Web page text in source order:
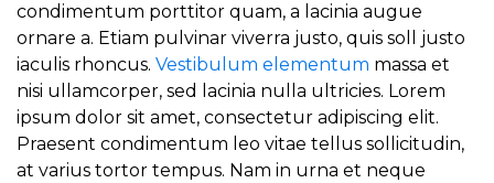
condimentum porttitor quam, a lacinia augue
ornare a. Etiam pulvinar viverra justo, quis soll justo
iaculis rhoncus. Vestibulum elementum massa et
nisi ullamcorper, sed lacinia nulla ultricies. Lorem
ipsum dolor sit amet, consectetur adipiscing elit.
Praesent condimentum leo vitae tellus sollicitudin,
at varius tortor tempus. Nam in urna et neque